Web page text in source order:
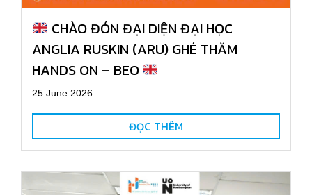
CHÀO ĐÓN ĐẠI DIỆN ĐẠI HỌC
ANGLIA RUSKIN (ARU) GHÉ THĂM
HANDS ON – BEO
25 June 2026
ĐỌC THÊM